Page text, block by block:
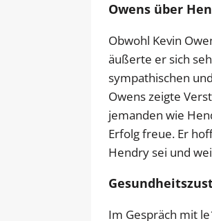
Owens über
Obwohl Kevin
äußerte er sich
sympathischen
Owens zeigte
jemanden wie
Erfolg freue. Er
Hendry sei und
Im Gespräch mit